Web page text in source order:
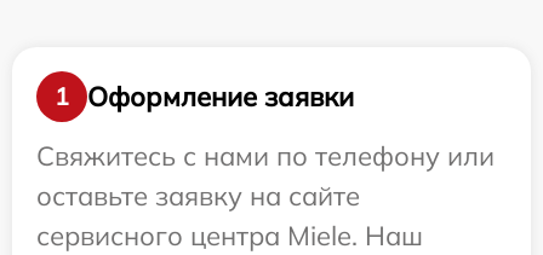
1
Оформление заявки
Свяжитесь с нами по телефону или
оставьте заявку на сайте
сервисного центра Miele. Наш